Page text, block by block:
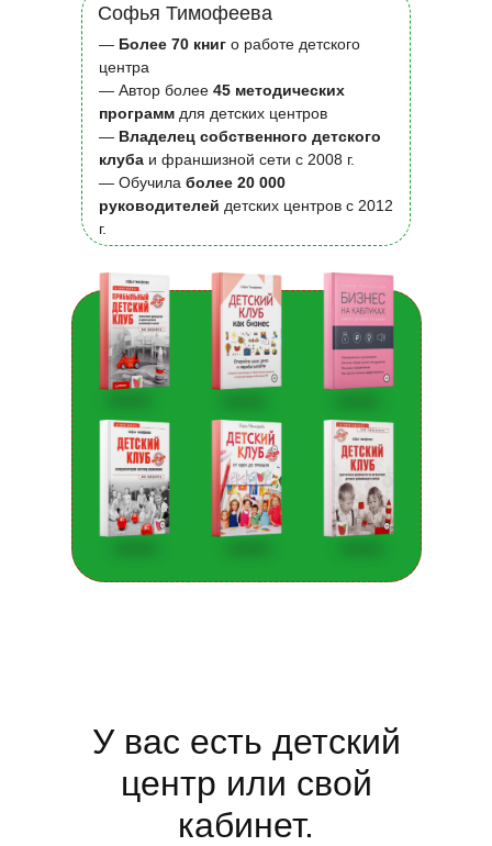
— Более 70 книг о работе детского
центра
— Автор более 45 методических
программ для детских центров
— Владелец собственного детского
клуба и франшизной сети с 2008 г.
— Обучила более 20 000
руководителей детских центров с 2012
г.
Софья Тимофеева
У вас есть детский
центр или свой
кабинет.